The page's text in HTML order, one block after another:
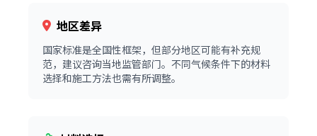
地区差异
国家标准是全国性框架，但部分地区可能有补充规
范，建议咨询当地监管部门。不同气候条件下的材料
选择和施工方法也需有所调整。